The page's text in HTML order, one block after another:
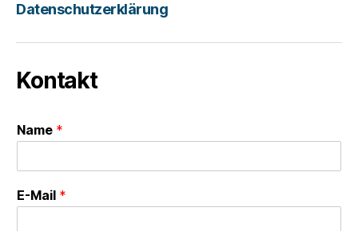
Datenschutzerklärung
Kontakt
Name *
E-Mail *